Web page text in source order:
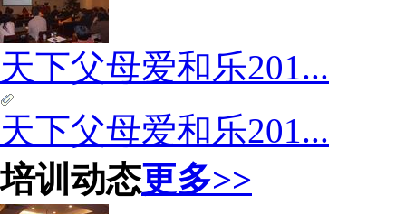
天下父母爱和乐201...
天下父母爱和乐201...
培训动态更多>>